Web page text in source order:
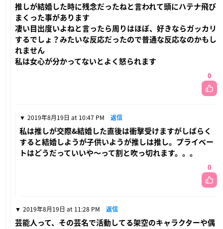
推しが結婚した時に残念だったねと言われて頭にハテナ飛び
まくった事があります
凄い目出度いよねと言ったら周りはほぼ、好きならガッカリ
するでしょ？みたいな反応だったので普通な反応なのかもし
れません
私は女心が分かってないとよく怒られます
0
2019年8月19日 at 10:47 PM 返信
私は推しが交際&結婚した直後は衝撃受けますがしばらく
すると結婚しようが子供いようが推しは推し。プライベー
トはどうだっていいや〜って割と吹っ切れます。。。
0
2019年8月19日 at 11:28 PM 返信
芸能人って、その芸名で活動してる架空のキャラクターや偶